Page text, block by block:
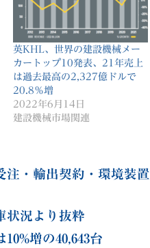
英KHL、世界の建設機械メー
カートップ10発表、21年売上
は過去最高の2,327億ドルで
20.8％増
2022年6月14日
建設機械市場関連
注・輸出契約・環境装置
状況より抜粋
増の40,643台